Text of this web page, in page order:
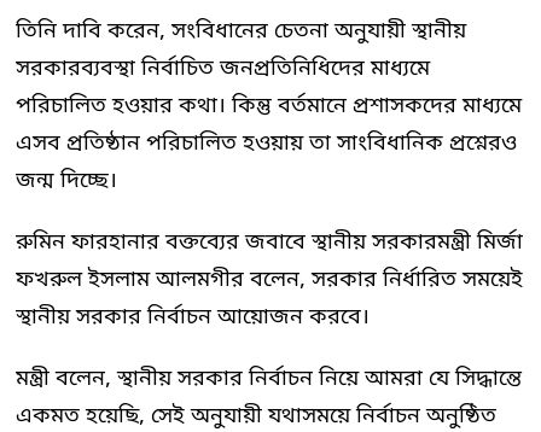
তিনি দাবি করেন, সংবিধানের চেতনা অনুযায়ী স্থানীয়
সরকারব্যবস্থা নির্বাচিত জনপ্রতিনিধিদের মাধ্যমে
পরিচালিত হওয়ার কথা। কিন্তু বর্তমানে প্রশাসকদের মাধ্যমে
এসব প্রতিষ্ঠান পরিচালিত হওয়ায় তা সাংবিধানিক প্রশ্নেরও
জন্ম দিচ্ছে।
রুমিন ফারহানার বক্তব্যের জবাবে স্থানীয় সরকারমন্ত্রী মির্জা
ফখরুল ইসলাম আলমগীর বলেন, সরকার নির্ধারিত সময়েই
স্থানীয় সরকার নির্বাচন আয়োজন করবে।
মন্ত্রী বলেন, স্থানীয় সরকার নির্বাচন নিয়ে আমরা যে সিদ্ধান্তে
একমত হয়েছি, সেই অনুযায়ী যথাসময়ে নির্বাচন অনুষ্ঠিত